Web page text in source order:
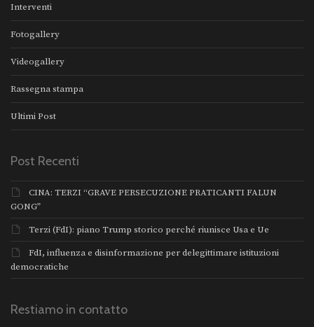
Interventi
Fotogallery
Videogallery
Rassegna stampa
Ultimi Post
Post Recenti
CINA: TERZI “GRAVE PERSECUZIONE PRATICANTI FALUN
GONG”
Terzi (FdI): piano Trump storico perché riunisce Usa e Ue
FdI, influenza e disinformazione per delegittimare istituzioni
democratiche
Restiamo in contatto